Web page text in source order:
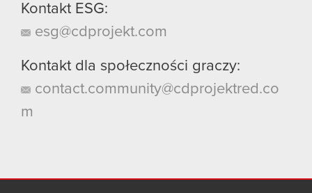
Kontakt ESG:
esg@cdprojekt.com
Kontakt dla społeczności graczy:
contact.community@cdprojektred.co
m